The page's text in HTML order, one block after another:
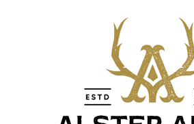
Zum Hauptinhalt springen